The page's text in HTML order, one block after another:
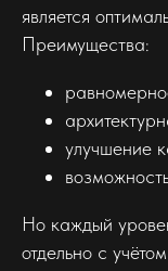
является
Преимущества:
улучшение
Но каждый
отдельно с